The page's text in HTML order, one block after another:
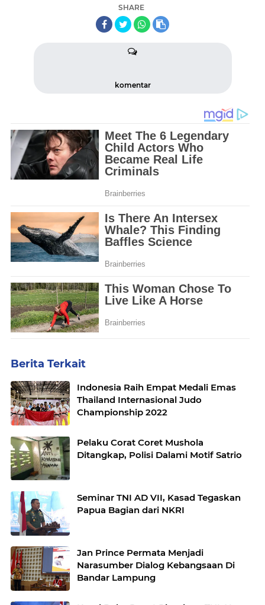
SHARE
komentar
Berita Terkait
Indonesia Raih Empat Medali Emas
Thailand Internasional Judo
Championship 2022
Pelaku Corat Coret Mushola
Ditangkap, Polisi Dalami Motif Satrio
Seminar TNI AD VII, Kasad Tegaskan
Papua Bagian dari NKRI
Jan Prince Permata Menjadi
Narasumber Dialog Kebangsaan Di
Bandar Lampung